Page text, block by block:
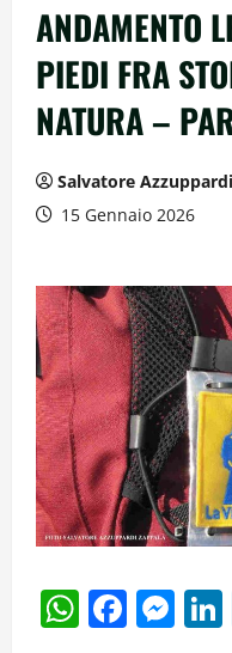
ANDAMENTO
PIEDI FRA
NATURA –
Salvatore
15 Gennaio 2026